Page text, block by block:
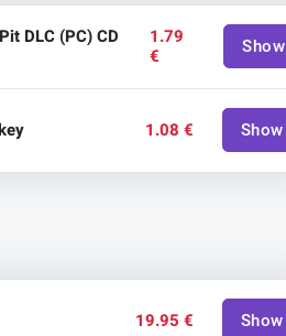
DLC (PC) CD
1.79
€
Show
1.08 € Show
19.95 € Show